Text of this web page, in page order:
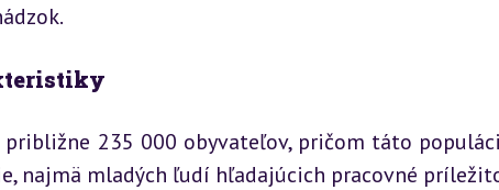
235 000 obyvateľov, pričom táto
najmä mladých ľudí hľadajúcich pracovné